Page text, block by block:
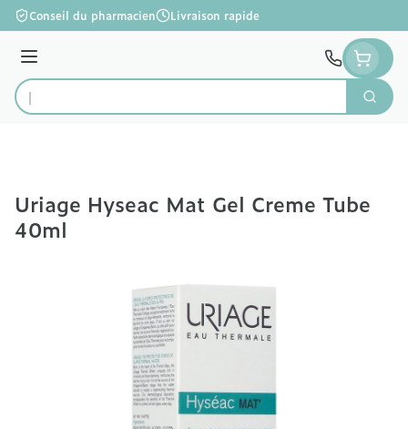
Aller au contenu
Conseil du pharmacien Livraison rapide
Menu
Rechercher
Uriage Hyseac Mat Gel Creme Tube
40ml